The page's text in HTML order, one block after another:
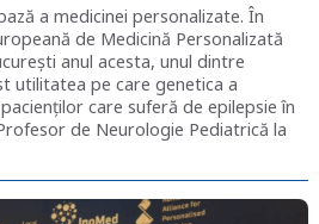
a medicinei personalizate. În
de Medicină Personalizată
anul acesta, unul dintre
utilitatea pe care genetica a
care suferă de epilepsie în
de Neurologie Pediatrică la